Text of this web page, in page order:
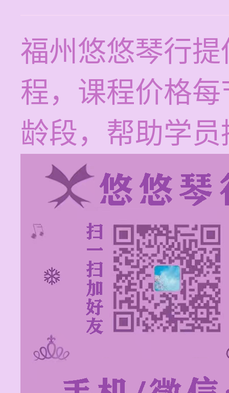
福州悠悠琴行
程，课程价格
龄段，帮助学